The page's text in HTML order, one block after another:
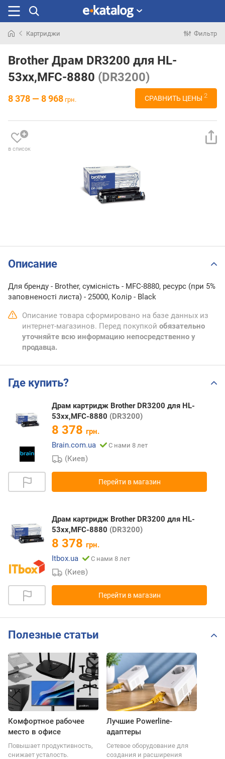
раньше
Картриджи Фильтр
Brother Драм DR3200 для HL-
53xx,MFC-8880 (DR3200)
8 378 — 8 968 грн. СРАВНИТЬ ЦЕНЫ 2
в список
Описание
Для бренду - Brother, сумісність - MFC-8880, ресурс (при 5%
заповненості листа) - 25000, Колір - Black
Описание товара сформировано на базе данных из
интернет-магазинов. Перед покупкой обязательно
уточняйте всю информацию непосредственно у
продавца.
Где купить?
Драм картридж Brother DR3200 для HL-
53xx,MFC-8880 (DR3200)
8 378 грн.
Brain.com.ua
С нами 8 лет
(Киев)
Перейти в магазин
Драм картридж Brother DR3200 для HL-
53xx,MFC-8880 (DR3200)
8 378 грн.
Itbox.ua
С нами 8 лет
(Киев)
Перейти в магазин
Полезные статьи
Комфортное рабочее
место в офисе
Повышает продуктивность,
снижает усталость.
Лучшие Powerline-
адаптеры
Сетевое оборудование для
создания и расширения